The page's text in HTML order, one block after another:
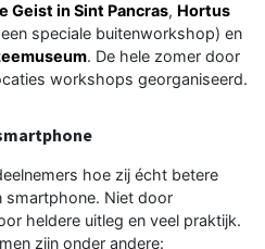
Geist in Sint Pancras, Hortus
speciale buitenworkshop) en
. De hele zomer door
workshops georganiseerd.
hoe zij écht betere
smartphone. Niet door
heldere uitleg en veel praktijk.
zijn onder andere: